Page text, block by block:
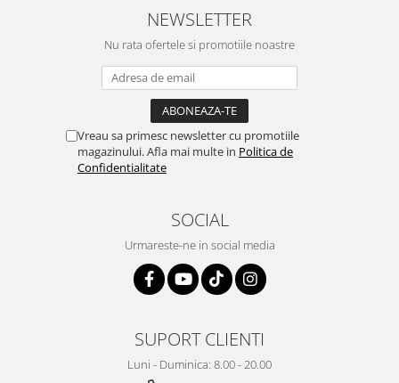
NEWSLETTER
Nu rata ofertele si promotiile noastre
Vreau sa primesc newsletter cu promotiile
magazinului. Afla mai multe in Politica de
Confidentialitate
SOCIAL
Urmareste-ne in social media
SUPORT CLIENTI
Luni - Duminica: 8.00 - 20.00